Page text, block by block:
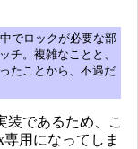
でロックが必要な部
チ。複雑なことと、
たことから、不遇だ
装であるため、こ
用になってしま